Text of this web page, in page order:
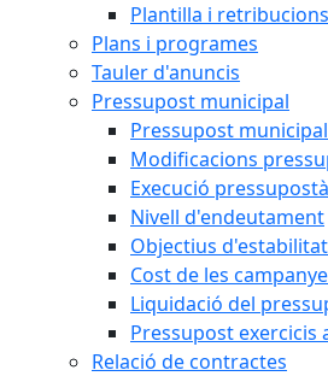
Plantilla i retribucions
Plans i programes
Tauler d'anuncis
Pressupost municipal
Pressupost
Modificacions
Execució
Nivell d'endeutament
Objectius
Cost de les
Liquidació del
Pressupost exercicis
Relació de contractes